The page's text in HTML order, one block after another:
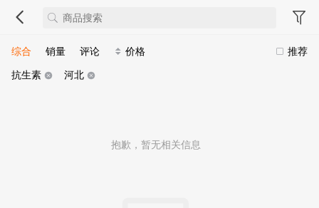
推荐
综合 销量 评论
价格
抗生素
河北
抱歉，暂无相关信息